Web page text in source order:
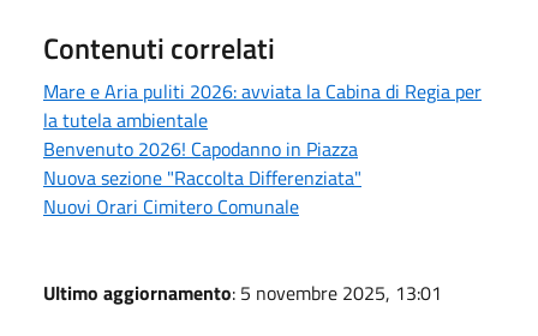
Contenuti correlati
Mare e Aria puliti 2026: avviata la Cabina di Regia per
la tutela ambientale
Benvenuto 2026! Capodanno in Piazza
Nuova sezione "Raccolta Differenziata"
Nuovi Orari Cimitero Comunale
Ultimo aggiornamento: 5 novembre 2025, 13:01